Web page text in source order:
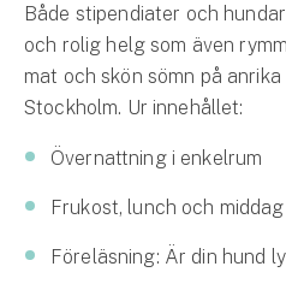
Både stipendiater och
och rolig helg som även
mat och skön sömn på
Stockholm. Ur innehållet:
Övernattning i enkelrum
Frukost, lunch och middag
Föreläsning: Är din hund